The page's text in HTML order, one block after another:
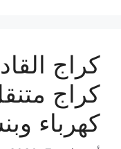
كراج
كهرباء